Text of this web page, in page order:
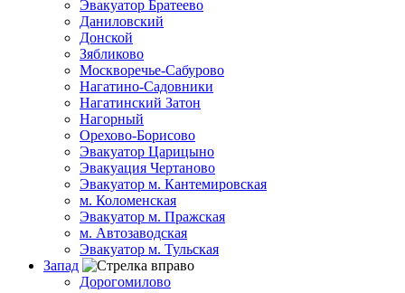
Эвакуатор Братеево
Даниловский
Донской
Зябликово
Москворечье-Сабурово
Нагатино-Садовники
Нагатинский Затон
Нагорный
Орехово-Борисово
Эвакуатор Царицыно
Эвакуация Чертаново
Эвакуатор м. Кантемировская
м. Коломенская
Эвакуатор м. Пражская
м. Автозаводская
Эвакуатор м. Тульская
Запад
Дорогомилово